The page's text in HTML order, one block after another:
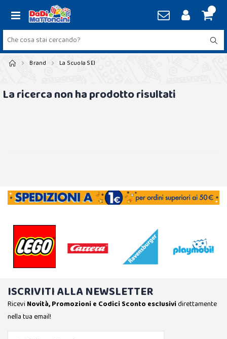
Brand La Scuola SEI
La ricerca non ha prodotto risultati
ISCRIVITI ALLA NEWSLETTER
Ricevi Novità, Promozioni e Codici Sconto esclusividirettamente
nella tua email!